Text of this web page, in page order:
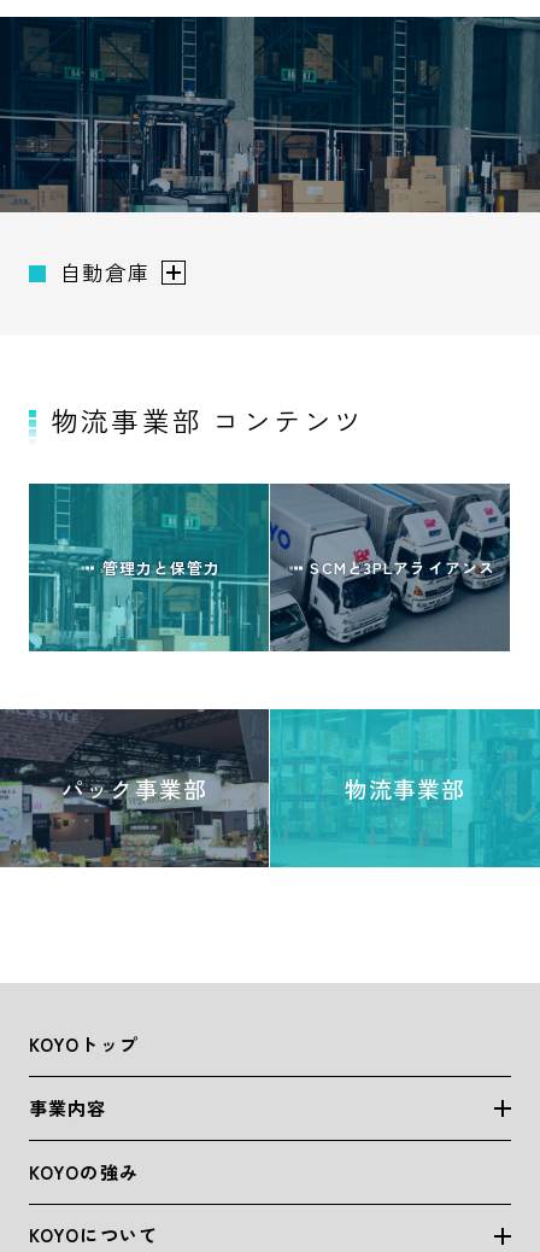
自動倉庫
物流事業部 コンテンツ
管理力と保管力 SCMと3PLアライアンス
パック事業部 物流事業部
KOYOトップ
事業内容
KOYOの強み
KOYOについて